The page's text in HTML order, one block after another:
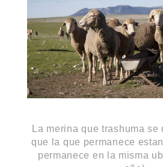
La merina que trashuma
que la que permanece
permanece en la misma